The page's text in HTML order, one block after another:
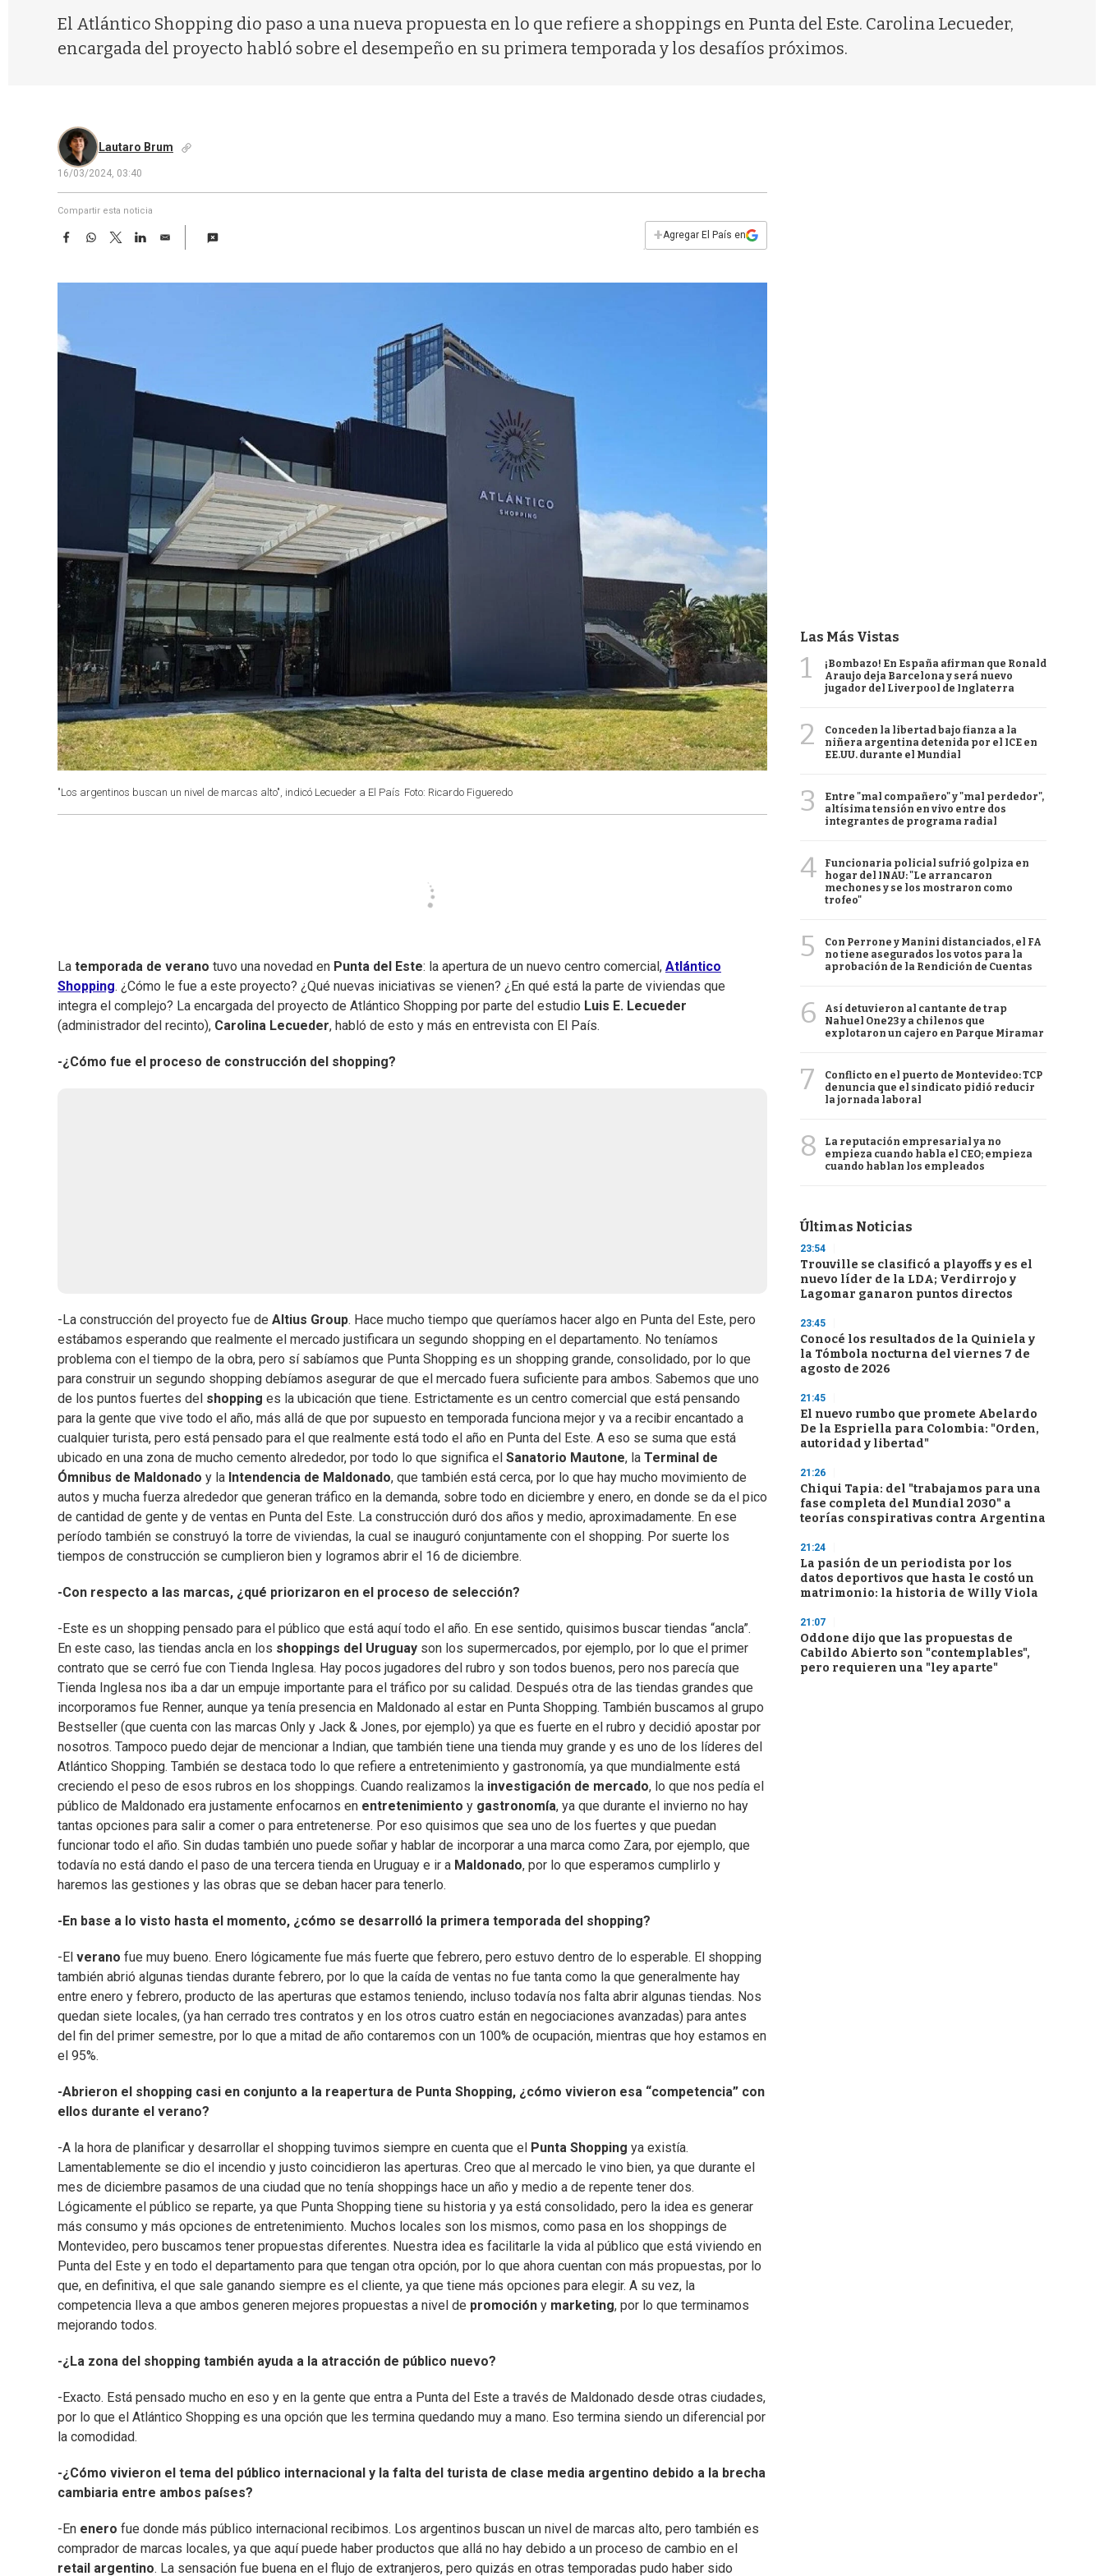
El Atlántico Shopping dio paso a una nueva propuesta en lo que refiere a shoppings en Punta del Este. Carolina Lecueder,
encargada del proyecto habló sobre el desempeño en su primera temporada y los desafíos próximos.
Lautaro Brum
16/03/2024, 03:40
Compartir esta noticia
F
e
k
W
t
T
w
t
L
k
E
i
+Agregar El País en
"Los argentinos buscan un nivel de marcas alto", indicó Lecueder a El País Foto: Ricardo Figueredo
La temporada de verano tuvo una novedad en Punta del Este: la apertura de un nuevo centro comercial, Atlántico
Shopping. ¿Cómo le fue a este proyecto? ¿Qué nuevas iniciativas se vienen? ¿En qué está la parte de viviendas que
integra el complejo? La encargada del proyecto de Atlántico Shopping por parte del estudio Luis E. Lecueder
(administrador del recinto), Carolina Lecueder, habló de esto y más en entrevista con El País.
-¿Cómo fue el proceso de construcción del shopping?
-La construcción del proyecto fue de Altius Group. Hace mucho tiempo que queríamos hacer algo en Punta del Este, pero
estábamos esperando que realmente el mercado justificara un segundo shopping en el departamento. No teníamos
problema con el tiempo de la obra, pero sí sabíamos que Punta Shopping es un shopping grande, consolidado, por lo que
para construir un segundo shopping debíamos asegurar de que el mercado fuera suficiente para ambos. Sabemos que uno
de los puntos fuertes del shopping es la ubicación que tiene. Estrictamente es un centro comercial que está pensando
para la gente que vive todo el año, más allá de que por supuesto en temporada funciona mejor y va a recibir encantado a
cualquier turista, pero está pensado para el que realmente está todo el año en Punta del Este. A eso se suma que está
ubicado en una zona de mucho cemento alrededor, por todo lo que significa el Sanatorio Mautone, la Terminal de
Ómnibus de Maldonado y la Intendencia de Maldonado, que también está cerca, por lo que hay mucho movimiento de
autos y mucha fuerza alrededor que generan tráfico en la demanda, sobre todo en diciembre y enero, en donde se da el pico
de cantidad de gente y de ventas en Punta del Este. La construcción duró dos años y medio, aproximadamente. En ese
período también se construyó la torre de viviendas, la cual se inauguró conjuntamente con el shopping. Por suerte los
tiempos de construcción se cumplieron bien y logramos abrir el 16 de diciembre.
-Con respecto a las marcas, ¿qué priorizaron en el proceso de selección?
-Este es un shopping pensado para el público que está aquí todo el año. En ese sentido, quisimos buscar tiendas “ancla”.
En este caso, las tiendas ancla en los shoppings del Uruguay son los supermercados, por ejemplo, por lo que el primer
contrato que se cerró fue con Tienda Inglesa. Hay pocos jugadores del rubro y son todos buenos, pero nos parecía que
Tienda Inglesa nos iba a dar un empuje importante para el tráfico por su calidad. Después otra de las tiendas grandes que
incorporamos fue Renner, aunque ya tenía presencia en Maldonado al estar en Punta Shopping. También buscamos al grupo
Bestseller (que cuenta con las marcas Only y Jack & Jones, por ejemplo) ya que es fuerte en el rubro y decidió apostar por
nosotros. Tampoco puedo dejar de mencionar a Indian, que también tiene una tienda muy grande y es uno de los líderes del
Atlántico Shopping. También se destaca todo lo que refiere a entretenimiento y gastronomía, ya que mundialmente está
creciendo el peso de esos rubros en los shoppings. Cuando realizamos la investigación de mercado, lo que nos pedía el
público de Maldonado era justamente enfocarnos en entretenimiento y gastronomía, ya que durante el invierno no hay
tantas opciones para salir a comer o para entretenerse. Por eso quisimos que sea uno de los fuertes y que puedan
funcionar todo el año. Sin dudas también uno puede soñar y hablar de incorporar a una marca como Zara, por ejemplo, que
todavía no está dando el paso de una tercera tienda en Uruguay e ir a Maldonado, por lo que esperamos cumplirlo y
haremos las gestiones y las obras que se deban hacer para tenerlo.
-En base a lo visto hasta el momento, ¿cómo se desarrolló la primera temporada del shopping?
-El verano fue muy bueno. Enero lógicamente fue más fuerte que febrero, pero estuvo dentro de lo esperable. El shopping
también abrió algunas tiendas durante febrero, por lo que la caída de ventas no fue tanta como la que generalmente hay
entre enero y febrero, producto de las aperturas que estamos teniendo, incluso todavía nos falta abrir algunas tiendas. Nos
quedan siete locales, (ya han cerrado tres contratos y en los otros cuatro están en negociaciones avanzadas) para antes
del fin del primer semestre, por lo que a mitad de año contaremos con un 100% de ocupación, mientras que hoy estamos en
el 95%.
-Abrieron el shopping casi en conjunto a la reapertura de Punta Shopping, ¿cómo vivieron esa “competencia” con
ellos durante el verano?
-A la hora de planificar y desarrollar el shopping tuvimos siempre en cuenta que el Punta Shopping ya existía.
Lamentablemente se dio el incendio y justo coincidieron las aperturas. Creo que al mercado le vino bien, ya que durante el
mes de diciembre pasamos de una ciudad que no tenía shoppings hace un año y medio a de repente tener dos.
Lógicamente el público se reparte, ya que Punta Shopping tiene su historia y ya está consolidado, pero la idea es generar
más consumo y más opciones de entretenimiento. Muchos locales son los mismos, como pasa en los shoppings de
Montevideo, pero buscamos tener propuestas diferentes. Nuestra idea es facilitarle la vida al público que está viviendo en
Punta del Este y en todo el departamento para que tengan otra opción, por lo que ahora cuentan con más propuestas, por lo
que, en definitiva, el que sale ganando siempre es el cliente, ya que tiene más opciones para elegir. A su vez, la
competencia lleva a que ambos generen mejores propuestas a nivel de promoción y marketing, por lo que terminamos
mejorando todos.
-¿La zona del shopping también ayuda a la atracción de público nuevo?
-Exacto. Está pensado mucho en eso y en la gente que entra a Punta del Este a través de Maldonado desde otras ciudades,
por lo que el Atlántico Shopping es una opción que les termina quedando muy a mano. Eso termina siendo un diferencial por
la comodidad.
-¿Cómo vivieron el tema del público internacional y la falta del turista de clase media argentino debido a la brecha
cambiaria entre ambos países?
-En enero fue donde más público internacional recibimos. Los argentinos buscan un nivel de marcas alto, pero también es
comprador de marcas locales, ya que aquí puede haber productos que allá no hay debido a un proceso de cambio en el
retail argentino. La sensación fue buena en el flujo de extranjeros, pero quizás en otras temporadas pudo haber sido
Las Más Vistas
1
¡Bombazo! En España afirman que Ronald
Araujo deja Barcelona y será nuevo
jugador del Liverpool de Inglaterra
2
Conceden la libertad bajo fianza a la
niñera argentina detenida por el ICE en
EE.UU. durante el Mundial
3
Entre "mal compañero" y "mal perdedor",
altísima tensión en vivo entre dos
integrantes de programa radial
4
Funcionaria policial sufrió golpiza en
hogar del INAU: "Le arrancaron
mechones y se los mostraron como
trofeo"
5
Con Perrone y Manini distanciados, el FA
no tiene asegurados los votos para la
aprobación de la Rendición de Cuentas
6
Así detuvieron al cantante de trap
Nahuel One23 y a chilenos que
explotaron un cajero en Parque Miramar
7
Conflicto en el puerto de Montevideo: TCP
denuncia que el sindicato pidió reducir
la jornada laboral
8
La reputación empresarial ya no
empieza cuando habla el CEO; empieza
cuando hablan los empleados
Últimas Noticias
23:54
Trouville se clasificó a playoffs y es el
nuevo líder de la LDA; Verdirrojo y
Lagomar ganaron puntos directos
23:45
Conocé los resultados de la Quiniela y
la Tómbola nocturna del viernes 7 de
agosto de 2026
21:45
El nuevo rumbo que promete Abelardo
De la Espriella para Colombia: "Orden,
autoridad y libertad"
21:26
Chiqui Tapia: del "trabajamos para una
fase completa del Mundial 2030" a
teorías conspirativas contra Argentina
21:24
La pasión de un periodista por los
datos deportivos que hasta le costó un
matrimonio: la historia de Willy Viola
21:07
Oddone dijo que las propuestas de
Cabildo Abierto son "contemplables",
pero requieren una "ley aparte"